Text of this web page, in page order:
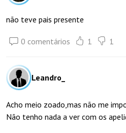
não teve pais presente
0 comentários 1 1
Leandro_
Acho meio zoado,mas não me
Não tenho nada a ver com os